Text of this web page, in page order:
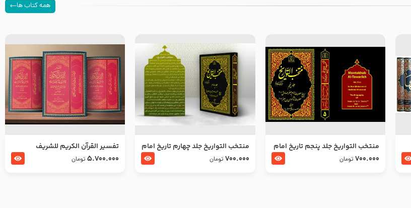
همه کتاب ها
منتخب التواریخ جلد پنجم تاریخ امام
جعفر صادق و امام موسی بن جعفر
700.000 تومان
منتخب التواریخ جلد چهارم تاریخ امام
زین العابدین و امام محمد باقر
700.000 تومان
تفسير القرآن الكريم للشريف
المرتضي قدس سرّه
5.700.000 تومان